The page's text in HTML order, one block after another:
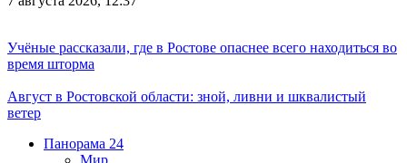
Учёные рассказали, где в Ростове опаснее всего находиться во
время шторма
Август в Ростовской области: зной, ливни и шквалистый
ветер
Панорама 24
Мир